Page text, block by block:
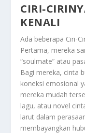
CIRI-
KENALI
Ada beberapa Ciri-
Pertama, mereka
“soulmate” atau
Bagi mereka, cinta
koneksi emosional
mereka mudah
lagu, atau novel
larut dalam
membayangkan